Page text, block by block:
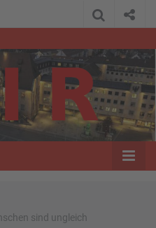
wir-hn.de –
wirland.eu
sind ungleich